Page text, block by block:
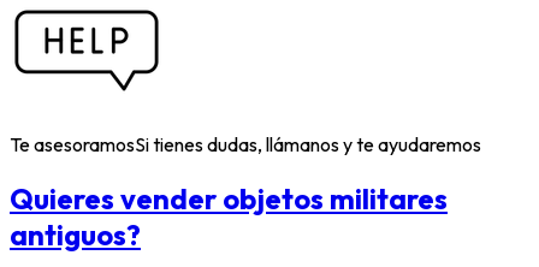
Te asesoramosSi tienes dudas, llámanos y te ayudaremos
Quieres vender objetos militares
antiguos?